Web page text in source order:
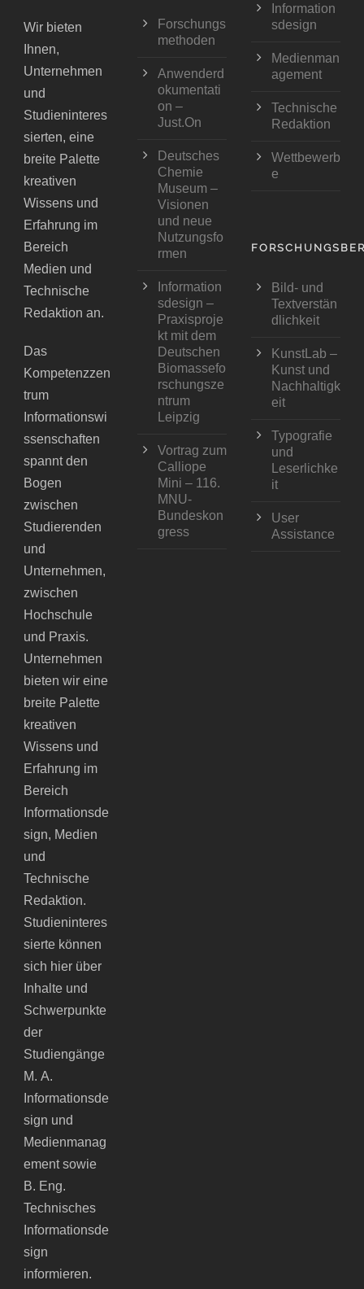
Wir bieten
Ihnen,
Unternehmen
und
Studieninteres
sierten, eine
breite Palette
kreativen
Wissens und
Erfahrung im
Bereich
Medien und
Technische
Redaktion an.
Das
Kompetenzzen
trum
Informationswi
ssenschaften
spannt den
Bogen
zwischen
Studierenden
und
Unternehmen,
zwischen
Hochschule
und Praxis.
Unternehmen
bieten wir eine
breite Palette
kreativen
Wissens und
Erfahrung im
Bereich
Informationsde
sign, Medien
und
Technische
Redaktion.
Studieninteres
sierte können
sich hier über
Inhalte und
Schwerpunkte
der
Studiengänge
M. A.
Informationsde
sign und
Medienmanag
ement sowie
B. Eng.
Technisches
Informationsde
sign
informieren.
Forschungs
methoden
Anwenderd
okumentati
on –
Just.On
Deutsches
Chemie
Museum –
Visionen
und neue
Nutzungsfo
rmen
Information
sdesign –
Praxisproje
kt mit dem
Deutschen
Biomassefo
rschungsze
ntrum
Leipzig
Vortrag zum
Calliope
Mini – 116.
MNU-
Bundeskon
gress
Information
sdesign
Medienman
agement
Technische
Redaktion
Wettbewerb
e
Bild- und
Textverstän
dlichkeit
KunstLab –
Kunst und
Nachhaltigk
eit
Typografie
und
Leserlichke
it
User
Assistance